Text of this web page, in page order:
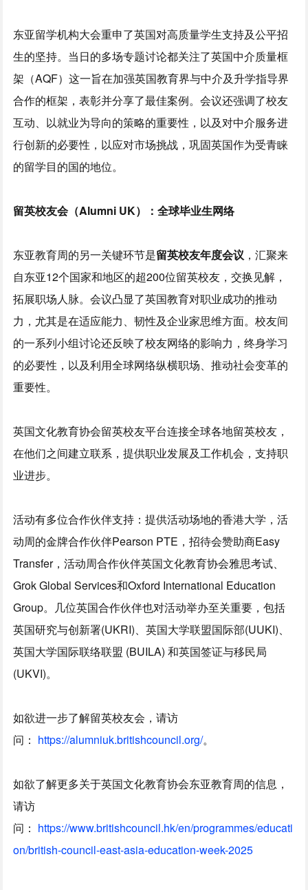
东亚留学机构大会重申了英国对高质量学生支持及公平招
生的坚持。当日的多场专题讨论都关注了英国中介质量框
架（AQF）这一旨在加强英国教育界与中介及升学指导界
合作的框架，表彰并分享了最佳案例。会议还强调了校友
互动、以就业为导向的策略的重要性，以及对中介服务进
行创新的必要性，以应对市场挑战，巩固英国作为受青睐
的留学目的国的地位。
留英校友会（Alumni UK）：全球毕业生网络
东亚教育周的另一关键环节是留英校友年度会议 ，汇聚来
自东亚12个国家和地区的超200位留英校友，交换见解，
拓展职场人脉。会议凸显了英国教育对职业成功的推动
力，尤其是在适应能力、韧性及企业家思维方面。校友间
的一系列小组讨论还反映了校友网络的影响力，终身学习
的必要性，以及利用全球网络纵横职场、推动社会变革的
重要性。
英国文化教育协会留英校友平台连接全球各地留英校友，
在他们之间建立联系，提供职业发展及工作机会，支持职
业进步。
活动有多位合作伙伴支持：提供活动场地的香港大学，活
动周的金牌合作伙伴Pearson PTE，招待会赞助商Easy
Transfer，活动周合作伙伴英国文化教育协会雅思考试、
Grok Global Services和Oxford International Education
Group。几位英国合作伙伴也对活动举办至关重要，包括
英国研究与创新署(UKRI)、英国大学联盟国际部(UUKI)、
英国大学国际联络联盟 (BUILA) 和英国签证与移民局
(UKVI)。
如欲进一步了解留英校友会，请访
问： https://alumniuk.britishcouncil.org/。
如欲了解更多关于英国文化教育协会东亚教育周的信息，
请访
问： https://www.britishcouncil.hk/en/programmes/educati
on/british-council-east-asia-education-week-2025